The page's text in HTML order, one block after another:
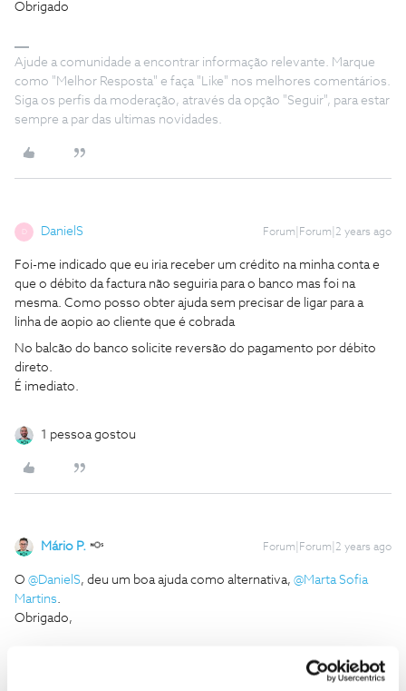
Obrigado
Ajude a comunidade a encontrar informação relevante. Marque
como "Melhor Resposta" e faça "Like" nos melhores comentários.
Siga os perfis da moderação, através da opção "Seguir", para estar
sempre a par das ultimas novidades.
D DanielS Forum|Forum|2 years ago
Foi-me indicado que eu iria receber um crédito na minha conta e
que o débito da factura não seguiria para o banco mas foi na
mesma. Como posso obter ajuda sem precisar de ligar para a
linha de aopio ao cliente que é cobrada
No balcão do banco solicite reversão do pagamento por débito
direto.
É imediato.
1 pessoa gostou
Mário P. Forum|Forum|2 years ago
O @DanielS, deu um boa ajuda como alternativa, @Marta Sofia
Martins.
Obrigado,
Ajude a comunidade a encontrar informação relevante. Marque